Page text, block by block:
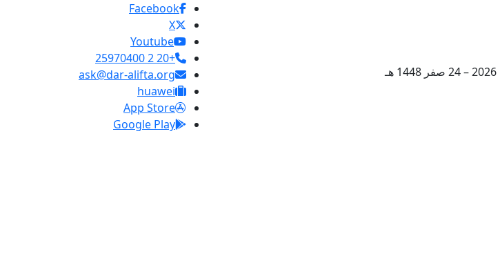
Facebook
X
Youtube
+20 2 25970400
ask@dar-alifta.org
huawei
App Store
Google Play